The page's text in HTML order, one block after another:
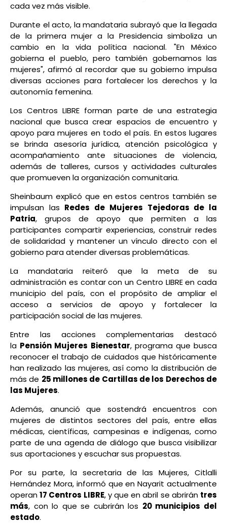
cada vez más visible.
Durante el acto, la mandataria subrayó que la llegada
de la primera mujer a la Presidencia simboliza un
cambio en la vida política nacional. "En México
gobierna el pueblo, pero también gobernamos las
mujeres", afirmó al recordar que su gobierno impulsa
diversas acciones para fortalecer los derechos y la
autonomía femenina.
Los Centros LIBRE forman parte de una estrategia
nacional que busca crear espacios de encuentro y
apoyo para mujeres en todo el país. En estos lugares
se brinda asesoría jurídica, atención psicológica y
acompañamiento ante situaciones de violencia,
además de talleres, cursos y actividades culturales
que promueven la organización comunitaria.
Sheinbaum explicó que en estos centros también se
impulsan las Redes de Mujeres Tejedoras de la
Patria, grupos de apoyo que permiten a las
participantes compartir experiencias, construir redes
de solidaridad y mantener un vínculo directo con el
gobierno para atender diversas problemáticas.
La mandataria reiteró que la meta de su
administración es contar con un Centro LIBRE en cada
municipio del país, con el propósito de ampliar el
acceso a servicios de apoyo y fortalecer la
participación social de las mujeres.
Entre las acciones complementarias destacó
la Pensión Mujeres Bienestar, programa que busca
reconocer el trabajo de cuidados que históricamente
han realizado las mujeres, así como la distribución de
más de 25 millones de Cartillas de los Derechos de
las Mujeres.
Además, anunció que sostendrá encuentros con
mujeres de distintos sectores del país, entre ellas
médicas, científicas, campesinas e indígenas, como
parte de una agenda de diálogo que busca visibilizar
sus aportaciones y escuchar sus propuestas.
Por su parte, la secretaria de las Mujeres, Citlalli
Hernández Mora, informó que en Nayarit actualmente
operan17 Centros LIBRE, y que en abril se abrirán tres
más, con lo que se cubrirán los 20 municipios del
estado.